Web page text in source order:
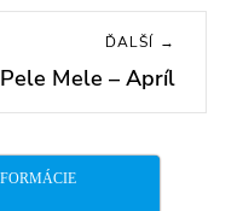
ĎALŠÍ →
Mele – Apríl